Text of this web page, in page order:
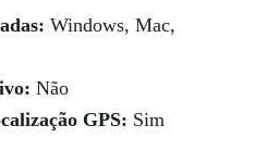
Windows, Mac,
Não
GPS: Sim